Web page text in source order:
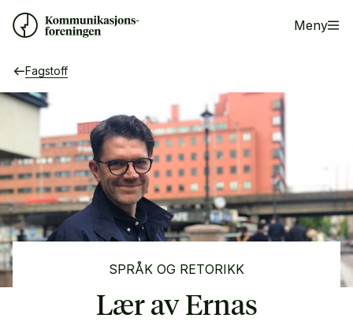
Meny
Fagstoff
SPRÅK OG RETORIKK
Lær av Ernas